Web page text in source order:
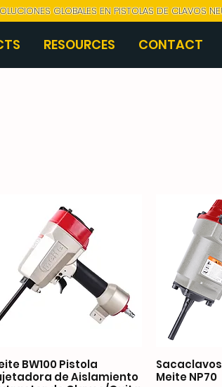
GLOBALES EN PISTOLAS DE CLAVOS
RESOURCES CONTACT
BW100 Pistola
de Aislamiento
Meite NP70